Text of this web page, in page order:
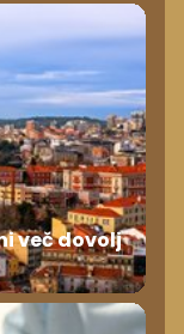
več dovolj